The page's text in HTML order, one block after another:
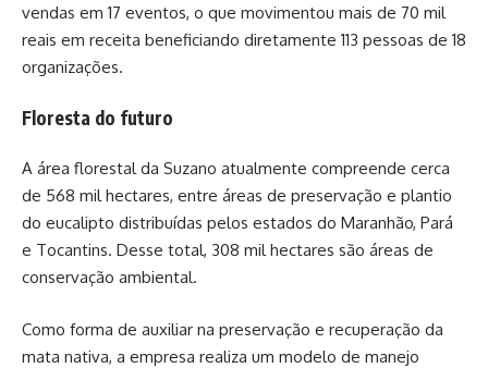
vendas em 17 eventos, o que movimentou mais de 70 mil
reais em receita beneficiando diretamente 113 pessoas de 18
organizações.
Floresta do futuro
A área florestal da Suzano atualmente compreende cerca
de 568 mil hectares, entre áreas de preservação e plantio
do eucalipto distribuídas pelos estados do Maranhão, Pará
e Tocantins. Desse total, 308 mil hectares são áreas de
conservação ambiental.
Como forma de auxiliar na preservação e recuperação da
mata nativa, a empresa realiza um modelo de manejo